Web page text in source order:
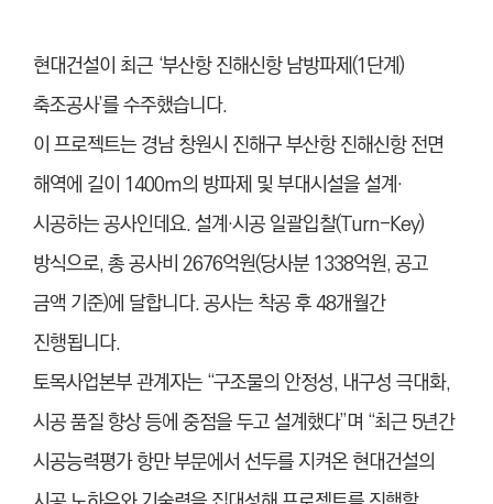
현대건설이 최근 ‘부산항 진해신항 남방파제(1단계)
축조공사’를 수주했습니다.
이 프로젝트는 경남 창원시 진해구 부산항 진해신항 전면
해역에 길이 1400m의 방파제 및 부대시설을 설계·
시공하는 공사인데요. 설계·시공 일괄입찰(Turn-Key)
방식으로, 총 공사비 2676억원(당사분 1338억원, 공고
금액 기준)에 달합니다. 공사는 착공 후 48개월간
진행됩니다.
토목사업본부 관계자는 “구조물의 안정성, 내구성 극대화,
시공 품질 향상 등에 중점을 두고 설계했다”며 “최근 5년간
시공능력평가 항만 부문에서 선두를 지켜온 현대건설의